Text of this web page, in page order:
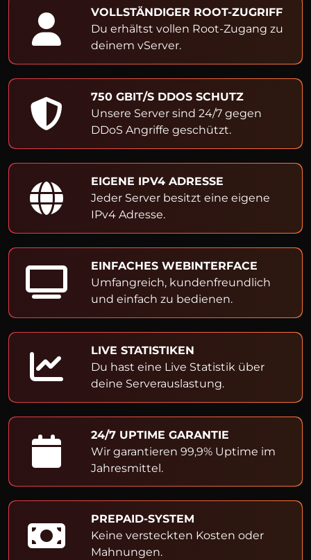
VOLLSTÄNDIGER ROOT-ZUGRIFF
Du erhältst vollen Root-Zugang zu
deinem vServer.
750 GBIT/S DDOS SCHUTZ
Unsere Server sind 24/7 gegen
DDoS Angriffe geschützt.
EIGENE IPV4 ADRESSE
Jeder Server besitzt eine eigene
IPv4 Adresse.
EINFACHES WEBINTERFACE
Umfangreich, kundenfreundlich
und einfach zu bedienen.
LIVE STATISTIKEN
Du hast eine Live Statistik über
deine Serverauslastung.
24/7 UPTIME GARANTIE
Wir garantieren 99,9% Uptime im
Jahresmittel.
PREPAID-SYSTEM
Keine versteckten Kosten oder
Mahnungen.